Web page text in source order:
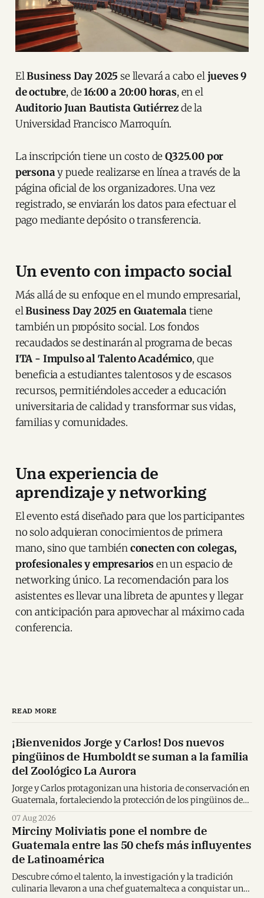
ElBusiness Day 2025 se llevará a cabo eljueves 9
de octubre, de16:00 a 20:00 horas, en el
Auditorio Juan Bautista Gutiérrezde la
Universidad Francisco Marroquín.
La inscripción tiene un costo deQ325.00 por
personay puede realizarse en línea a través de la
página oficial de los organizadores. Una vez
registrado, se enviarán los datos para efectuar el
pago mediante depósito o transferencia.
Un evento con impacto social
Más allá de su enfoque en el mundo empresarial,
elBusiness Day 2025 en Guatemalatiene
también un propósito social. Los fondos
recaudados se destinarán al programa de becas
ITA - Impulso al Talento Académico, que
beneficia a estudiantes talentosos y de escasos
recursos, permitiéndoles acceder a educación
universitaria de calidad y transformar sus vidas,
familias y comunidades.
Una experiencia de
aprendizaje y networking
El evento está diseñado para que los participantes
no solo adquieran conocimientos de primera
mano, sino que tambiénconecten con colegas,
profesionales y empresarios en un espacio de
networking único. La recomendación para los
asistentes es llevar una libreta de apuntes y llegar
con anticipación para aprovechar al máximo cada
conferencia.
READ MORE
¡Bienvenidos Jorge y Carlos! Dos nuevos
pingüinos de Humboldt se suman a la familia
del Zoológico La Aurora
Jorge y Carlos protagonizan una historia de conservación en
Guatemala, fortaleciendo la protección de los pingüinos de
07 Aug 2026
Mirciny Moliviatis pone el nombre de
Guatemala entre las 50 chefs más influyentes
de Latinoamérica
Descubre cómo el talento, la investigación y la tradición
culinaria llevaron a una chef guatemalteca a conquistar un